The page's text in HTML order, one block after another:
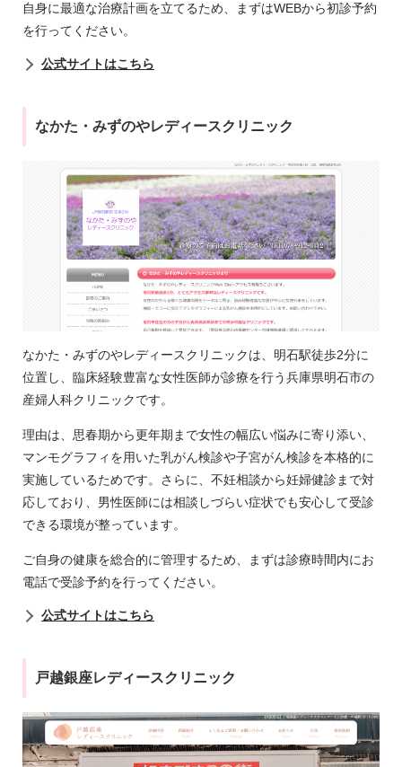
自身に最適な治療計画を立てるため、まずはWEBから初診予約
を行ってください。
公式サイトはこちら
なかた・みずのやレディースクリニック
なかた・みずのやレディースクリニックは、明石駅徒歩2分に
位置し、臨床経験豊富な女性医師が診療を行う兵庫県明石市の
産婦人科クリニックです。
理由は、思春期から更年期まで女性の幅広い悩みに寄り添い、
マンモグラフィを用いた乳がん検診や子宮がん検診を本格的に
実施しているためです。さらに、不妊相談から妊婦健診まで対
応しており、男性医師には相談しづらい症状でも安心して受診
できる環境が整っています。
ご自身の健康を総合的に管理するため、まずは診療時間内にお
電話で受診予約を行ってください。
公式サイトはこちら
戸越銀座レディースクリニック